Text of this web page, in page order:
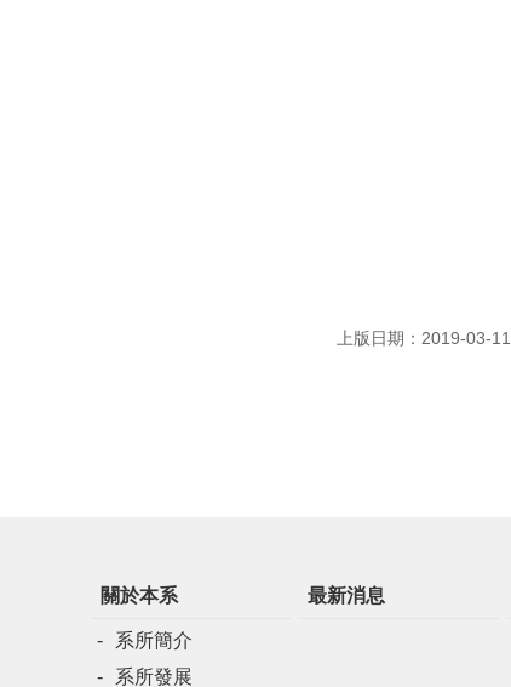
上版日期：2019-03-11
關於本系
系所簡介
系所發展
最新消息